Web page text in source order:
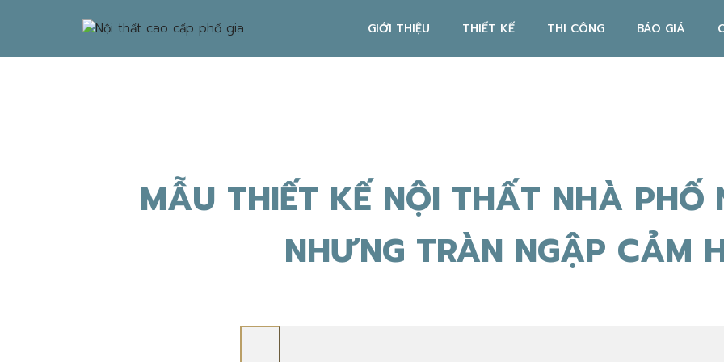
GIỚI THIỆU THIẾT KẾ THI CÔNG BÁO GIÁ
MẪU THIẾT KẾ NỘI THẤT NHÀ
NHƯNG TRÀN NGẬP CẢM